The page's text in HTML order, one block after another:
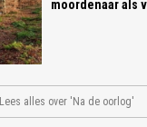
moordenaar als
Lees alles over 'Na de oorlog'